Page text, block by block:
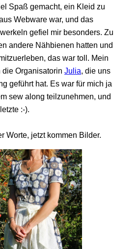
Spaß gemacht, ein Kleid zu
Webware war, und das
gefiel mir besonders. Zu
andere Nähbienen hatten und
das war toll. Mein
Organisatorin Julia, die uns
geführt hat. Es war für mich ja
sew along teilzunehmen, und
:-).
Worte, jetzt kommen Bilder.